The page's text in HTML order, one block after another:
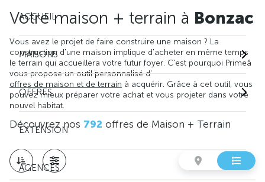
ACCUEIL
MAISONS
OFFRES
EXTENSION
AGENCES
Votre maison + terrain à Bonzac
Vous avez le projet de faire construire une maison ? La
construction d'une maison implique d'acheter en même temps
le terrain qui accueillera votre futur foyer. C'est pourquoi Primeâ
vous propose un outil personnalisé d'
offres de maison et de terrain à acquérir. Grâce à cet outil, vous
pouvez mieux préparer votre achat et vous projeter dans votre
nouvel habitat.
Découvrez nos 792 offres de Maison + Terrain